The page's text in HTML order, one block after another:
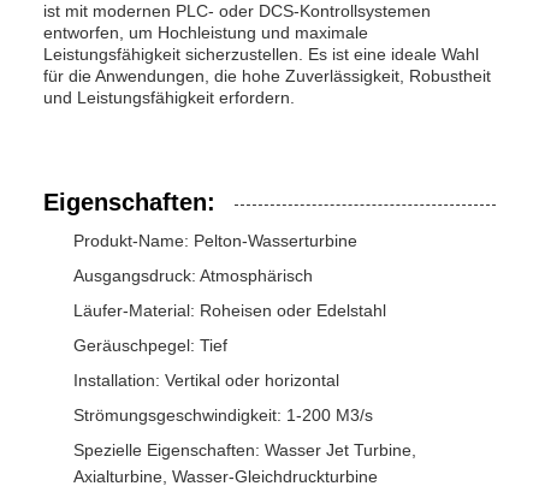
ist mit modernen PLC- oder DCS-Kontrollsystemen
entworfen, um Hochleistung und maximale
Leistungsfähigkeit sicherzustellen. Es ist eine ideale Wahl
für die Anwendungen, die hohe Zuverlässigkeit, Robustheit
und Leistungsfähigkeit erfordern.
Eigenschaften:
Produkt-Name: Pelton-Wasserturbine
Ausgangsdruck: Atmosphärisch
Läufer-Material: Roheisen oder Edelstahl
Geräuschpegel: Tief
Installation: Vertikal oder horizontal
Strömungsgeschwindigkeit: 1-200 M3/s
Spezielle Eigenschaften: Wasser Jet Turbine,
Axialturbine, Wasser-Gleichdruckturbine